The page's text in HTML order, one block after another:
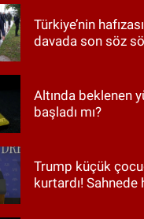
Türkiye’nin
davada son söz
Altında beklenen
başladı mı?
Trump küçük
kurtardı! Sahnede